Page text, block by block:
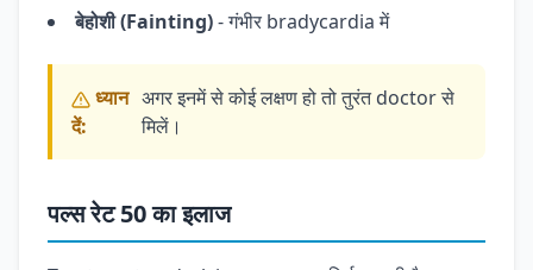
बेहोशी (Fainting)- गंभीर bradycardia में
ध्यान
दें:
अगर इनमें से कोई लक्षण हो तो तुरंत doctor से
मिलें।
पल्स रेट 50 का इलाज